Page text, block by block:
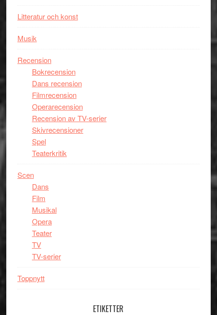
Litteratur och konst
Musik
Recension
Bokrecension
Dans recension
Filmrecension
Operarecension
Recension av TV-serier
Skivrecensioner
Spel
Teaterkritik
Scen
Dans
Film
Musikal
Opera
Teater
TV
TV-serier
Toppnytt
ETIKETTER